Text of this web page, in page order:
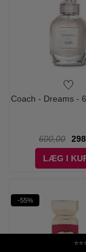
Coach - Dreams -
600,00
LÆG I
-55%